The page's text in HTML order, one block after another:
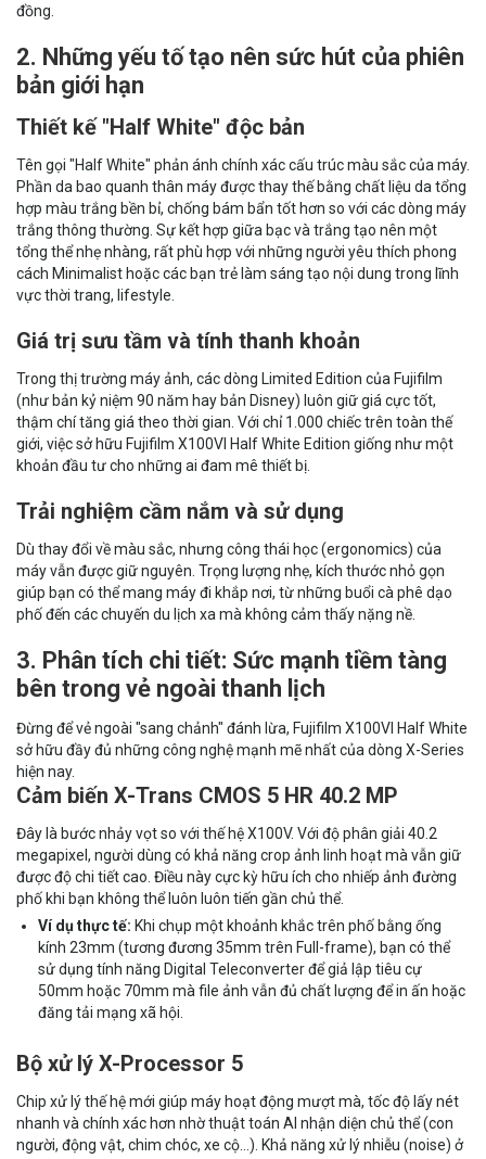
đồng.
2. Những yếu tố tạo nên sức hút của phiên
bản giới hạn
Thiết kế "Half White" độc bản
Tên gọi "Half White" phản ánh chính xác cấu trúc màu sắc của máy.
Phần da bao quanh thân máy được thay thế bằng chất liệu da tổng
hợp màu trắng bền bỉ, chống bám bẩn tốt hơn so với các dòng máy
trắng thông thường. Sự kết hợp giữa bạc và trắng tạo nên một
tổng thể nhẹ nhàng, rất phù hợp với những người yêu thích phong
cách Minimalist hoặc các bạn trẻ làm sáng tạo nội dung trong lĩnh
vực thời trang, lifestyle.
Giá trị sưu tầm và tính thanh khoản
Trong thị trường máy ảnh, các dòng Limited Edition của Fujifilm
(như bản kỷ niệm 90 năm hay bản Disney) luôn giữ giá cực tốt,
thậm chí tăng giá theo thời gian. Với chỉ 1.000 chiếc trên toàn thế
giới, việc sở hữu Fujifilm X100VI Half White Edition giống như một
khoản đầu tư cho những ai đam mê thiết bị.
Trải nghiệm cầm nắm và sử dụng
Dù thay đổi về màu sắc, nhưng công thái học (ergonomics) của
máy vẫn được giữ nguyên. Trọng lượng nhẹ, kích thước nhỏ gọn
giúp bạn có thể mang máy đi khắp nơi, từ những buổi cà phê dạo
phố đến các chuyến du lịch xa mà không cảm thấy nặng nề.
3. Phân tích chi tiết: Sức mạnh tiềm tàng
bên trong vẻ ngoài thanh lịch
Đừng để vẻ ngoài "sang chảnh" đánh lừa, Fujifilm X100VI Half White
sở hữu đầy đủ những công nghệ mạnh mẽ nhất của dòng X-Series
hiện nay.
Cảm biến X-Trans CMOS 5 HR 40.2 MP
Đây là bước nhảy vọt so với thế hệ X100V. Với độ phân giải 40.2
megapixel, người dùng có khả năng crop ảnh linh hoạt mà vẫn giữ
được độ chi tiết cao. Điều này cực kỳ hữu ích cho nhiếp ảnh đường
phố khi bạn không thể luôn luôn tiến gần chủ thể.
Ví dụ thực tế: Khi chụp một khoảnh khắc trên phố bằng ống
kính 23mm (tương đương 35mm trên Full-frame), bạn có thể
sử dụng tính năng Digital Teleconverter để giả lập tiêu cự
50mm hoặc 70mm mà file ảnh vẫn đủ chất lượng để in ấn hoặc
đăng tải mạng xã hội.
Bộ xử lý X-Processor 5
Chip xử lý thế hệ mới giúp máy hoạt động mượt mà, tốc độ lấy nét
nhanh và chính xác hơn nhờ thuật toán AI nhận diện chủ thể (con
người, động vật, chim chóc, xe cộ...). Khả năng xử lý nhiễu (noise) ở